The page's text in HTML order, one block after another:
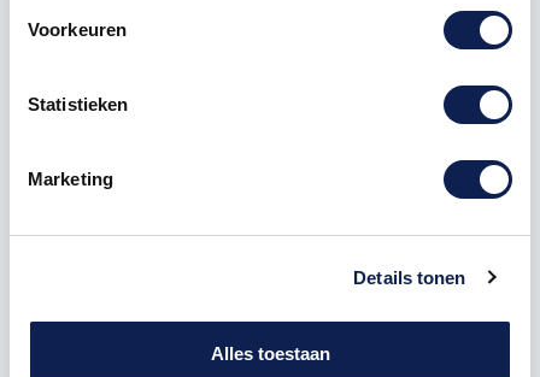
Voorkeuren
Statistieken
Marketing
Details tonen
Alles toestaan
Je hebt twee opties:
Nintendo 3DS XL)
stickers voor de binnenkant van de 3DS XL)
De decals zijn geprint op speciaal spiderliner folie. In
de stickers makkelijk bubbelvrij aan zijn te brengen.
Ook worden de stickers voorzien van een speciale